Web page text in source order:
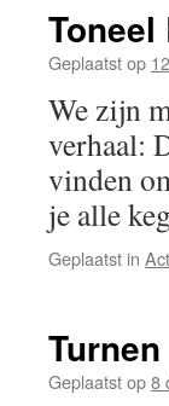
Toneel
Geplaatst op
We zijn
verhaal:
vinden
je alle
Geplaatst in
Turnen
Geplaatst op8